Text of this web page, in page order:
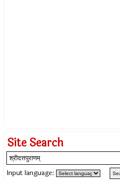
Site Search
Input language: